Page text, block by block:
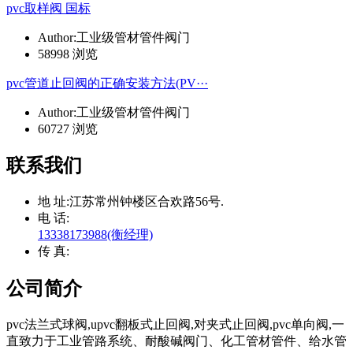
pvc取样阀 国标
Author:工业级管材管件阀门
58998 浏览
pvc管道止回阀的正确安装方法(PV···
Author:工业级管材管件阀门
60727 浏览
联系我们
地 址:江苏常州钟楼区合欢路56号.
电 话:
13338173988(衡经理)
传 真:
公司简介
pvc法兰式球阀,upvc翻板式止回阀,对夹式止回阀,pvc单向阀,一
直致力于工业管路系统、耐酸碱阀门、化工管材管件、给水管